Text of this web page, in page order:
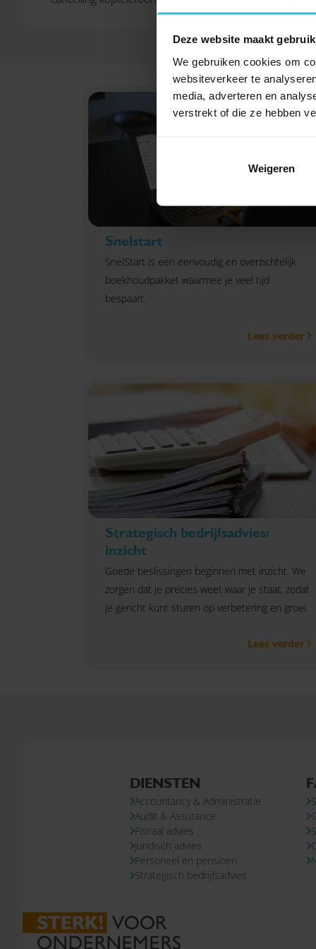
Deze website maakt
We gebruiken cookies om
websiteverkeer te
media, adverteren en
verstrekt of die ze hebben
Weigeren
Snelstart
SnelStart is een eenvoudig en overzichtelijk
boekhoudpakket waarmee je veel tijd
bespaart.
Lees verder
Strategisch bedrijfsadvies:
inzicht
Goede beslissingen beginnen met inzicht. We
zorgen dat je precies weet waar je staat, zodat
je gericht kunt sturen op verbetering en groei.
Lees verder
DIENSTEN
Accountancy & Administratie
Audit & Assurance
Fiscaal advies
Juridisch advies
Personeel en pensioen
Strategisch bedrijfsadvies